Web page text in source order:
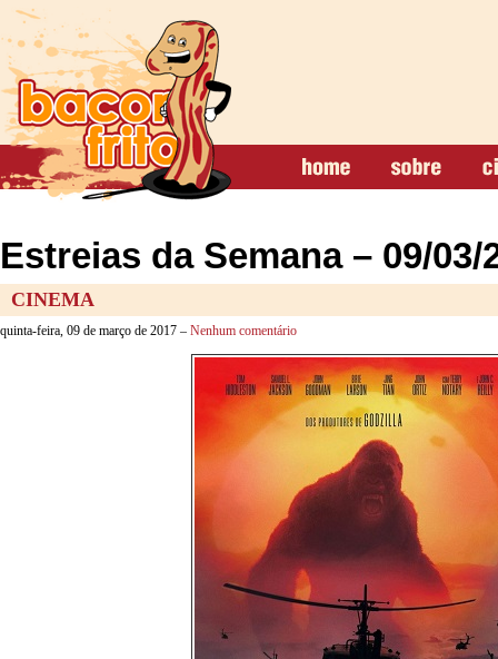
Estreias da Semana – 09/03/
CINEMA
quinta-feira, 09 de março de 2017 – Nenhum comentário